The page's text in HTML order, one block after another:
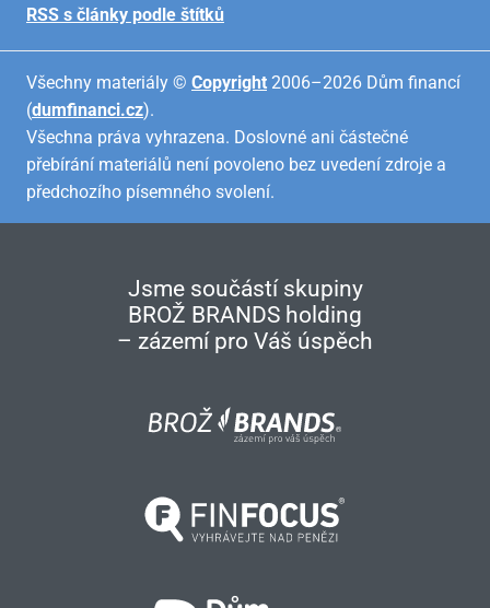
RSS s články podle štítků
Všechny materiály © Copyright 2006–2026 Dům financí
(dumfinanci.cz).
Všechna práva vyhrazena. Doslovné ani částečné
přebírání materiálů není povoleno bez uvedení zdroje a
předchozího písemného svolení.
Jsme součástí skupiny
BROŽ BRANDS holding
– zázemí pro Váš úspěch